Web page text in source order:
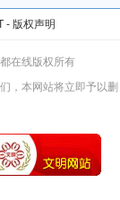
- 版权声明
在线版权所有
，本网站将立即予以删